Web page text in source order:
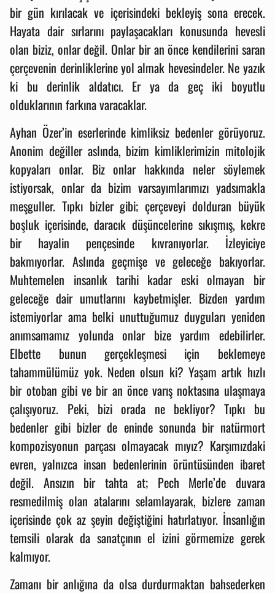
bir gün kırılacak ve içerisindeki bekleyiş sona erecek.
Hayata dair sırlarını paylaşacakları konusunda hevesli
olan biziz, onlar değil. Onlar bir an önce kendilerini saran
çerçevenin derinliklerine yol almak hevesindeler. Ne yazık
ki bu derinlik aldatıcı. Er ya da geç iki boyutlu
olduklarının farkına varacaklar.
Ayhan Özer’in eserlerinde kimliksiz bedenler görüyoruz.
Anonim değiller aslında, bizim kimliklerimizin mitolojik
kopyaları onlar. Biz onlar hakkında neler söylemek
istiyorsak, onlar da bizim varsayımlarımızı yadsımakla
meşguller. Tıpkı bizler gibi; çerçeveyi dolduran büyük
boşluk içerisinde, daracık düşüncelerine sıkışmış, kekre
bir hayalin pençesinde kıvranıyorlar. İzleyiciye
bakmıyorlar. Aslında geçmişe ve geleceğe bakıyorlar.
Muhtemelen insanlık tarihi kadar eski olmayan bir
geleceğe dair umutlarını kaybetmişler. Bizden yardım
istemiyorlar ama belki unuttuğumuz duyguları yeniden
anımsamamız yolunda onlar bize yardım edebilirler.
Elbette bunun gerçekleşmesi için beklemeye
tahammülümüz yok. Neden olsun ki? Yaşam artık hızlı
bir otoban gibi ve bir an önce varış noktasına ulaşmaya
çalışıyoruz. Peki, bizi orada ne bekliyor? Tıpkı bu
bedenler gibi bizler de eninde sonunda bir natürmort
kompozisyonun parçası olmayacak mıyız? Karşımızdaki
evren, yalnızca insan bedenlerinin örüntüsünden ibaret
değil. Ansızın bir tahta at; Pech Merle’de duvara
resmedilmiş olan atalarını selamlayarak, bizlere zaman
içerisinde çok az şeyin değiştiğini hatırlatıyor. İnsanlığın
temsili olarak da sanatçının el izini görmemize gerek
kalmıyor.
Zamanı bir anlığına da olsa durdurmaktan bahsederken